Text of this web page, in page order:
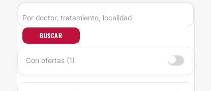
BUSCAR
Con ofertas (1)